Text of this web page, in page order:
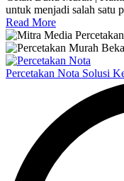
untuk menjadi salah satu
Read More
Percetakan Nota Solusi